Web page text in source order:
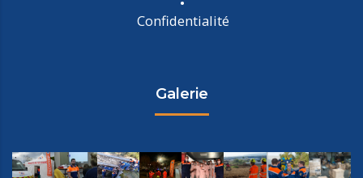
Confidentialité
Galerie